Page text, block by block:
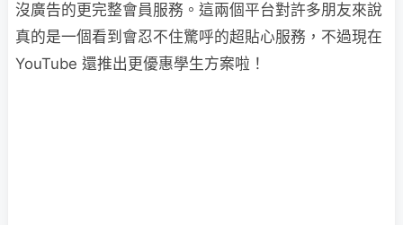
沒廣告的更完整會員服務。這兩個平台對許多朋友來說
真的是一個看到會忍不住驚呼的超貼心服務，不過現在
YouTube 還推出更優惠學生方案啦！